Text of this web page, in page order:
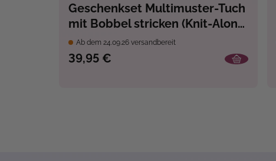
Geschenkset Multimuster-Tuch
mit Bobbel stricken (Knit-Along
2026)
Ab dem 24.09.26 versandbereit
39,95 €